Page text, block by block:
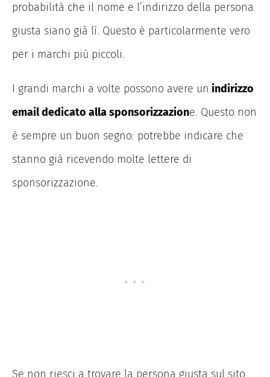
probabilità che il nome e l’indirizzo della persona
giusta siano già lì. Questo è particolarmente vero
per i marchi più piccoli.
I grandi marchi a volte possono avere un indirizzo
email dedicato alla sponsorizzazione. Questo non
è sempre un buon segno: potrebbe indicare che
stanno già ricevendo molte lettere di
sponsorizzazione.
Se non riesci a trovare la persona giusta sul sito